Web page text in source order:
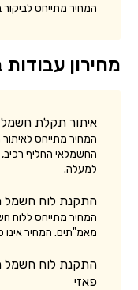
המחיר מתייחס
מחירון
איתור תקלת חשמל
המחיר מתייחס
למעלה.
התקנת לוח חשמל
מאמ"תים. המחיר
התקנת לוח חשמל
פאזי